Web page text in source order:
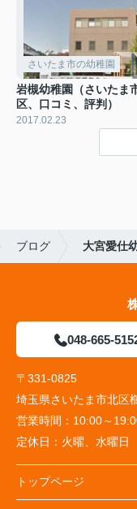
さいたま市の幼稚園
岩槻幼稚園（さいたま
区、口コミ、評判）
2017.02.23
ブログ 大宮愛仕
048-665-
〒331-0825
埼玉県さいたま市北区
営業時間： 10:00～
定休日： 火曜、水曜日
トップページ